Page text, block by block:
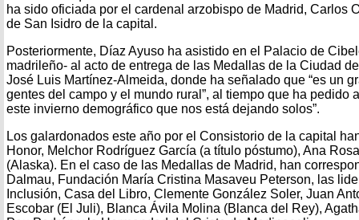
ha sido oficiada por el cardenal arzobispo de Madrid, Carlos
de San Isidro de la capital.
Posteriormente, Díaz Ayuso ha asistido en el Palacio de
madrileño- al acto de entrega de las Medallas de la Ciudad
José Luis Martínez-Almeida, donde ha señalado que “es un
gentes del campo y el mundo rural”, al tiempo que ha pedido
este invierno demográfico que nos está dejando solos”.
Los galardonados este año por el Consistorio de la capital
Honor, Melchor Rodríguez García (a título póstumo), Ana
(Alaska). En el caso de las Medallas de Madrid, han
Dalmau, Fundación María Cristina Masaveu Peterson, las
Inclusión, Casa del Libro, Clemente González Soler, Juan
Escobar (El Juli), Blanca Ávila Molina (Blanca del Rey),